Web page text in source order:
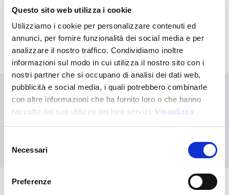
Questo sito web utilizza i cookie
Utilizziamo i cookie per personalizzare contenuti ed
annunci, per fornire funzionalità dei social media e per
analizzare il nostro traffico. Condividiamo inoltre
informazioni sul modo in cui utilizza il nostro sito con i
nostri partner che si occupano di analisi dei dati web,
pubblicità e social media, i quali potrebbero combinarle
con altre informazioni che ha fornito loro o che hanno
raccolto dal suo utilizzo dei loro servizi. Visualizza
delNecessari
Preferenze
Printed
price
1,730€ 1,683€ 1,635€
Didn't find what you're looking for?
Contact us for assistance or request your customised order